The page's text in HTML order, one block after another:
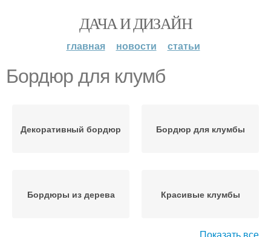
ДАЧА И ДИЗАЙН
главная новости статьи
Бордюр для клумб
Декоративный бордюр Бордюр для клумбы
Бордюры из дерева Красивые клумбы